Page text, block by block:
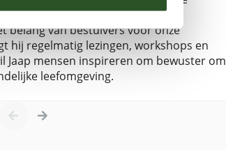
kennis over wilde bijen,
belang van bestuivers voor onze
hij regelmatig lezingen, workshops en
Jaap mensen inspireren om bewuster om
leefomgeving.